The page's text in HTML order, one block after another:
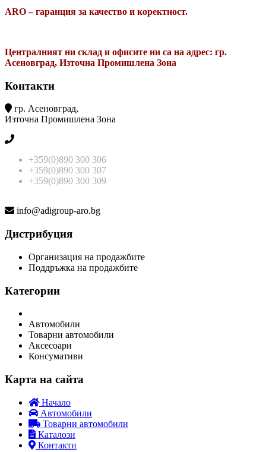
ARO – гаранция за качество и коректност.
Централният ни склад и офисите ни са на адрес: гр.
Асеновград, Източна Промишлена Зона
Контакти
гр. Асеновград,
Източна Промишлена Зона
+359(0)890 300 306
+359(0)890 300 307
+359(0)890 300 309
info@adigroup-aro.bg
Дистрибуция
Организация на продажбите
Поддръжка на продажбите
Категории
Автомобили
Товарни автомобили
Аксесоари
Консумативи
Карта на сайта
Начало
Автомобили
Товарни автомобили
Каталози
Контакти